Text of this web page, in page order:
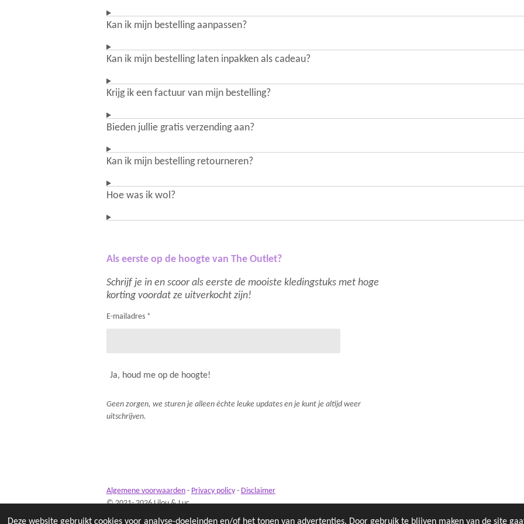
Deze website gebruikt cookies voor analyse-doeleinden en/of het tonen van advertenties. Door gebruik te blijven maken van de site
Kan ik mijn bestelling aanpassen?
Kan ik mijn bestelling laten inpakken als cadeau?
Krijg ik een factuur van mijn bestelling?
Bieden jullie gratis verzending aan?
Kan ik mijn bestelling retourneren?
Hoe was ik wol?
Als eerste op de hoogte van The Outlet?
Schrijf je in en scoor als eerste de mooiste kledingstuks met hoge
korting voordat ze uitverkocht zijn!
E-mailadres *
Ja, houd me op de hoogte!
Geen zorgen, we sturen je alleen èchte leuke updates en je kunt je altijd weer
uitschrijven.
Algemene voorwaarden - Privacy policy - Disclaimer
© 2021- 2026 Lilou & Luc